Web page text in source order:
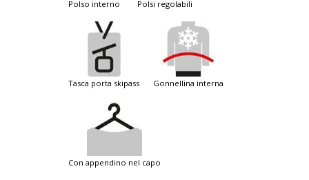
polso interno polsi regolabili
tasca porta skipass gonnellina interna
con appendino nel capo